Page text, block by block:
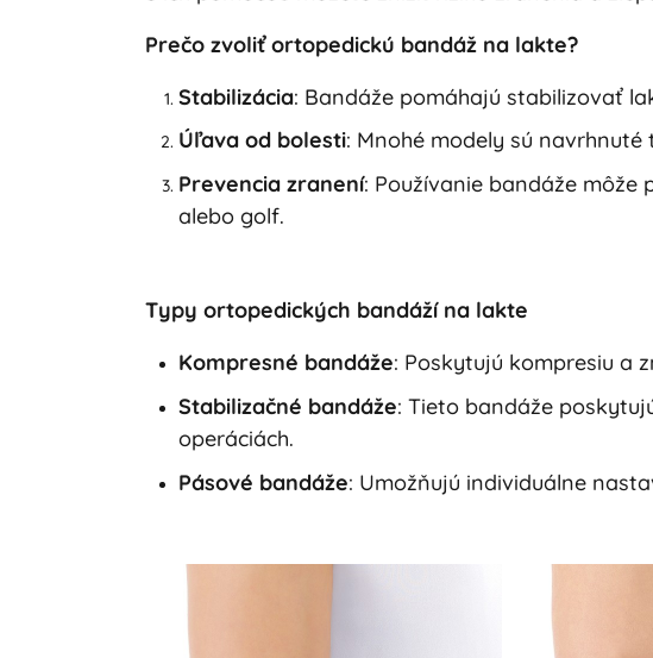
Prečo zvoliť ortopedickú bandáž na lakte?
Stabilizácia: Bandáže pomáhajú stabilizovať
Úľava od bolesti: Mnohé modely sú
Prevencia zranení: Používanie bandáže
alebo golf.
Typy ortopedických bandáží na lakte
Kompresné bandáže: Poskytujú kompresiu a
Stabilizačné bandáže: Tieto bandáže
operáciách.
Pásové bandáže: Umožňujú individuálne